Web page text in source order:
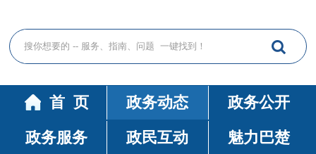
首 页 政务动态
政务公开
政务服务
政民互动 魅力巴楚